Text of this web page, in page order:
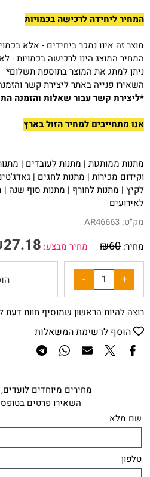
המחיר ליחידה לרכישה בכמויות
*מוצר זה אינו נמכר ביחידים - אלא
*המחיר המוצג הינו לרכישה בכמויות -
*ניתן למתג את המוצר בתוספת תשלום
*השאירו פנייה באתר ליצירת קשר
*ליצירת קשר עבור שאלות והזמנה
אנו מתחייבים למחיר הזול בארץ
מתנות ממותגות | מתנות לעובדים |
וקידום מכירות | מתנות לחגים | ג
לקיץ | מתנות לחורף | מתנות סוף שנה |
לאירועים
מק"ט: AR46663
מחיר:
₪60 מחיר מבצע: 27.18
רוצה להיות הראשון שמוסיף חוות דעת
הוסף לרשימת המשאלות
מחירים מיוחדים
השאירו פרטים
שם מלא
טלפון